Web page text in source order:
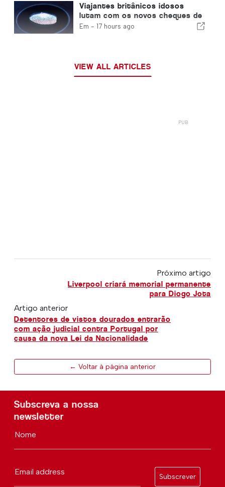
Viajantes britânicos idosos
lutam com os novos cheques de
impressão digital da União
Em - 17 hours ago
VIEW ALL ARTICLES
Próximo artigo
Liverpool criará memorial permanente
para Diogo Jota
Artigo anterior
Detentores de vistos dourados entrarão
com ação judicial contra Portugal por
causa da nova Lei da Nacionalidade
← Voltar à página anterior
Subscreva a nossa
newsletter
Nome
Email address
Subscrever